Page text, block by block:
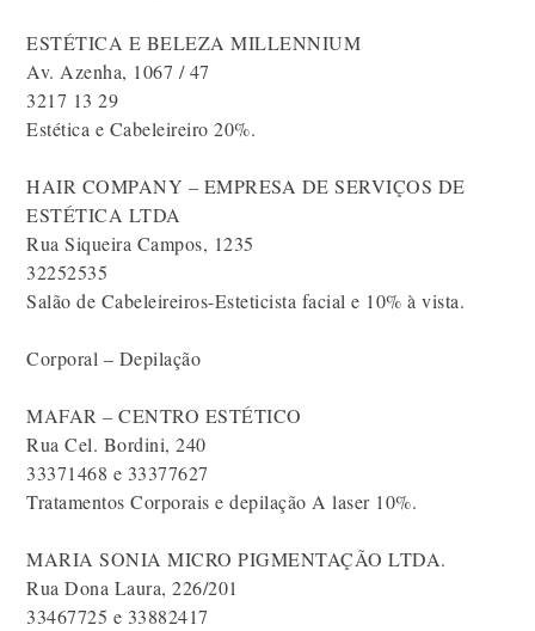
ESTÉTICA E BELEZA MILLENNIUM
Av. Azenha, 1067 / 47
3217 13 29
Estética e Cabeleireiro 20%.
HAIR COMPANY – EMPRESA DE SERVIÇOS DE
ESTÉTICA LTDA
Rua Siqueira Campos, 1235
32252535
Salão de Cabeleireiros-Esteticista facial e 10% à vista.
Corporal – Depilação
MAFAR – CENTRO ESTÉTICO
Rua Cel. Bordini, 240
33371468 e 33377627
Tratamentos Corporais e depilação A laser 10%.
MARIA SONIA MICRO PIGMENTAÇÃO LTDA.
Rua Dona Laura, 226/201
33467725 e 33882417